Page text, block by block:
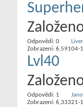
Odpovědi: 0
Zobrazení: 6,59104-
Lvl40
Odpovědi: 1
Zobrazení: 6,33321-